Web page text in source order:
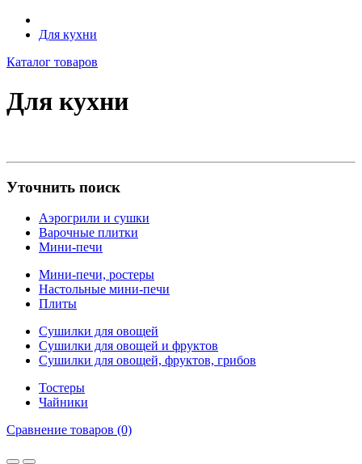
Для кухни
Каталог товаров
Для кухни
Уточнить поиск
Аэрогрили и сушки
Варочные плитки
Мини-печи
Мини-печи, ростеры
Настольные мини-печи
Плиты
Сушилки для овощей
Сушилки для овощей и фруктов
Сушилки для овощей, фруктов, грибов
Тостеры
Чайники
Сравнение товаров (0)